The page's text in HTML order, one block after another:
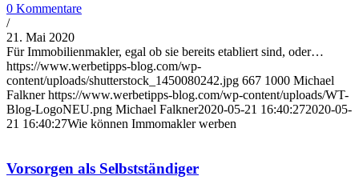
0 Kommentare
/
21. Mai 2020
Für Immobilienmakler, egal ob sie bereits etabliert sind, oder…
https://www.werbetipps-blog.com/wp-
content/uploads/shutterstock_1450080242.jpg 667 1000 Michael
Falkner https://www.werbetipps-blog.com/wp-content/uploads/WT-
Blog-LogoNEU.png Michael Falkner2020-05-21 16:40:272020-05-
21 16:40:27Wie können Immomakler werben
Vorsorgen als Selbstständiger